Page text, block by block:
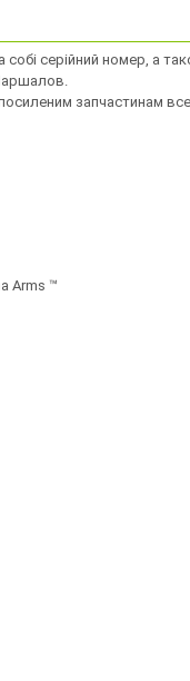
серійний номер, а
запчастинам
Arms ™